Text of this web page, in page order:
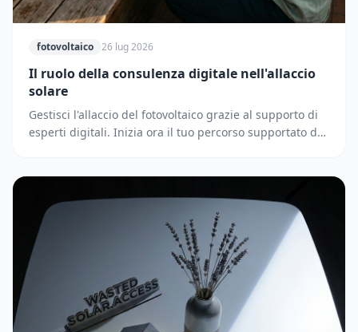
fotovoltaico 26 lug 2026
Il ruolo della consulenza digitale nell'allaccio
solare
Gestisci l'allaccio del fotovoltaico grazie al supporto di
esperti digitali. Inizia ora il tuo percorso supportato dai